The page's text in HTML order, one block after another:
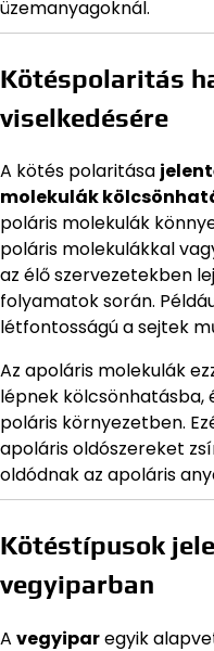
üzemanyagoknál.
Kötéspolaritás
viselkedésére
A kötés polaritása
molekulák
poláris molekulák
poláris molekulákkal
az élő szervezetekben
folyamatok során.
létfontosságú a sejtek
Az apoláris molekulák
lépnek kölcsönhatásba,
poláris környezetben.
apoláris oldószereket
oldódnak az apoláris
Kötéstípusok
vegyiparban
A vegyiparegyik